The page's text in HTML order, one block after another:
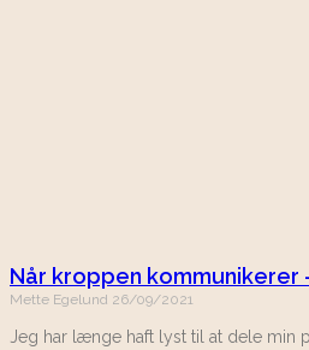
Når kroppen kommunikerer
Mette Egelund 26/09/2021
Jeg har længe haft lyst til at dele